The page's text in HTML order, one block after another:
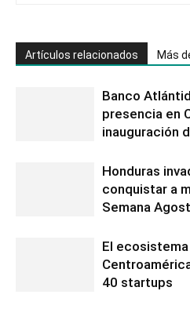
Artículos relacionados Más
Banco
presencia en
inauguración
Honduras
conquistar a
Semana
El
40 startups